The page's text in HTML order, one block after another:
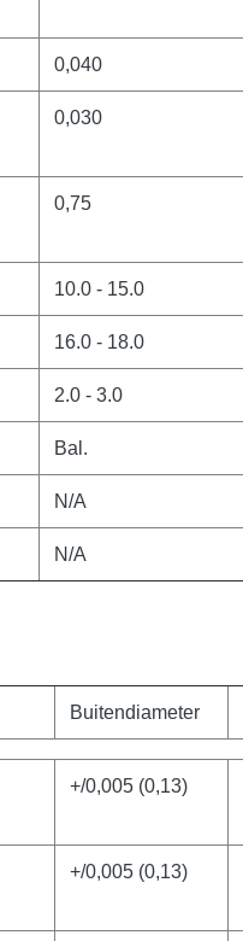
0,040
0,030
0,75
10.0 - 15.0
16.0 - 18.0
2.0 - 3.0
Bal.
N/A
N/A
Buitendiameter
+/0,005 (0,13)
+/0,005 (0,13)